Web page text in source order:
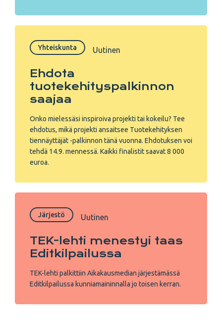
Yhteiskunta Uutinen
Ehdota
tuotekehityspalkinnon
saajaa
Onko mielessäsi inspiroiva projekti tai kokeilu? Tee
ehdotus, mikä projekti ansaitsee Tuotekehityksen
tiennäyttäjät -palkinnon tänä vuonna. Ehdotuksen voi
tehdä 14.9. mennessä. Kaikki finalistit saavat 8 000
euroa.
Järjestö Uutinen
TEK-lehti menestyi taas
Editkilpailussa
TEK-lehti palkittiin Aikakausmedian järjestämässä
Editkilpailussa kunniamaininnalla jo toisen kerran.